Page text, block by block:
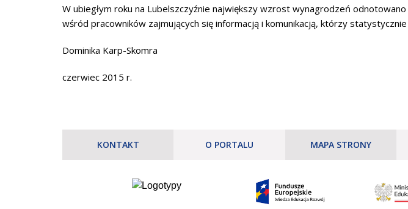
W ubiegłym roku na Lubelszczyźnie największy wzrost wynagrodzeń
wśród pracowników zajmujących się informacją i komunikacją, którzy
Dominika Karp-Skomra
czerwiec 2015 r.
KONTAKT O PORTALU MAPA STRONY